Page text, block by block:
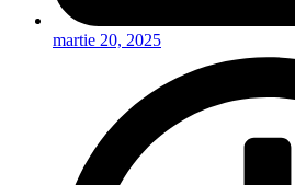
martie 20, 2025